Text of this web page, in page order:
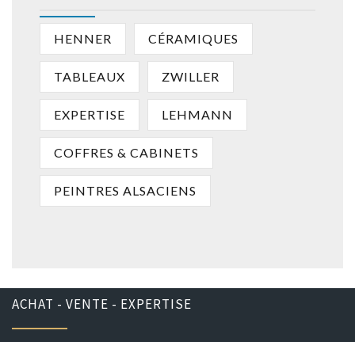
HENNER CÉRAMIQUES
TABLEAUX ZWILLER
EXPERTISE LEHMANN
COFFRES & CABINETS
PEINTRES ALSACIENS
ACHAT - VENTE - EXPERTISE